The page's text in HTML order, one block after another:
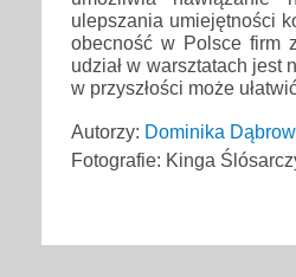
ulepszania umiejętności
obecność w Polsce firm
udział w warsztatach jest
w przyszłości może
Autorzy: Dominika
Fotografie: Kinga